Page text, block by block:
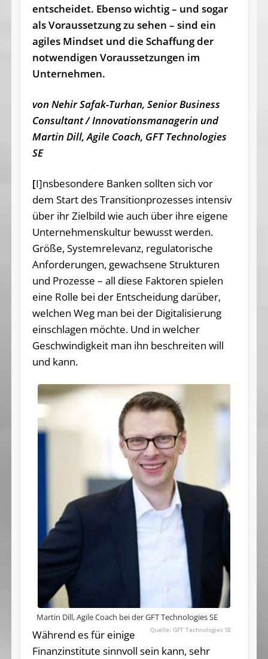
entscheidet. Ebenso wichtig – und sogar
als Voraussetzung zu sehen – sind ein
agiles Mindset und die Schaffung der
notwendigen Voraussetzungen im
Unternehmen.
von Nehir Safak-Turhan, Senior Business
Consultant / Innovationsmanagerin und
Martin Dill, Agile Coach, GFT Technologies
SE
[I]nsbesondere Banken sollten sich vor
dem Start des Transitionprozesses intensiv
über ihr Zielbild wie auch über ihre eigene
Unternehmenskultur bewusst werden.
Größe, Systemrelevanz, regulatorische
Anforderungen, gewachsene Strukturen
und Prozesse – all diese Faktoren spielen
eine Rolle bei der Entscheidung darüber,
welchen Weg man bei der Digitalisierung
einschlagen möchte. Und in welcher
Geschwindigkeit man ihn beschreiten will
und kann.
Martin Dill, Agile Coach bei der GFT Technologies SE
GFT Technologies SE
Während es für einige
Finanzinstitute sinnvoll sein kann, sehr